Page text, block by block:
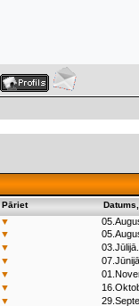
Pāriet
▼
▼
▼
▼
▼
▼
▼